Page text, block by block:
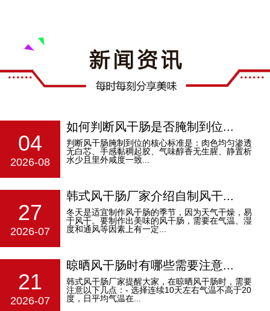
04
2026-08
如何判断风干肠是否腌制到位...
判断风干肠腌制到位的核心标准是：‌肉色均匀渗透
无白芯、手感黏稠起胶、气味醇香无生腥、静置析
水少且里外咸度一致‌...
27
2026-07
韩式风干肠厂家介绍自制风干...
冬天是适宜制作风干肠的季节，因为天气干燥，易
于风干。要制作出美味的风干肠，需要在气温、湿
度和通风等因素上有一定...
21
2026-07
晾晒风干肠时有哪些需要注意...
韩式风干肠厂家提醒大家，在晾晒风干肠时，需要
注意以下几点：- 选择连续10天左右气温不高于20
度，日平均气温在...